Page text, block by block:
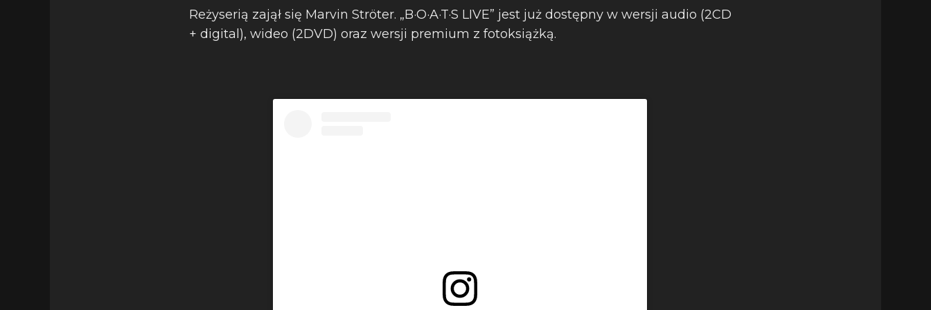
Reżyserią zajął się Marvin Ströter. „B·O·A·T·S LIVE” jest już dostępny w wersji audio (2CD
+ digital), wideo (2DVD) oraz wersji premium z fotoksiążką.